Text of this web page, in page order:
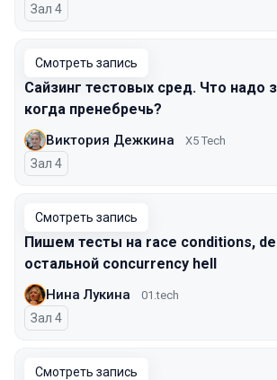
Зал 4
Смотреть запись
Сайзинг тестовых сред. Что надо
когда пренебречь?
Виктория Дежкина X5 Tech
Зал 4
Смотреть запись
Пишем тесты на race conditions,
остальной concurrency hell
Нина Лукина 01.tech
Зал 4
Смотреть запись